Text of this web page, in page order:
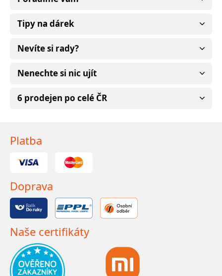
Tipy na dárek
Nevíte si rady?
Nenechte si nic ujít
6 prodejen po celé ČR
Platba
Doprava
Naše certifikáty